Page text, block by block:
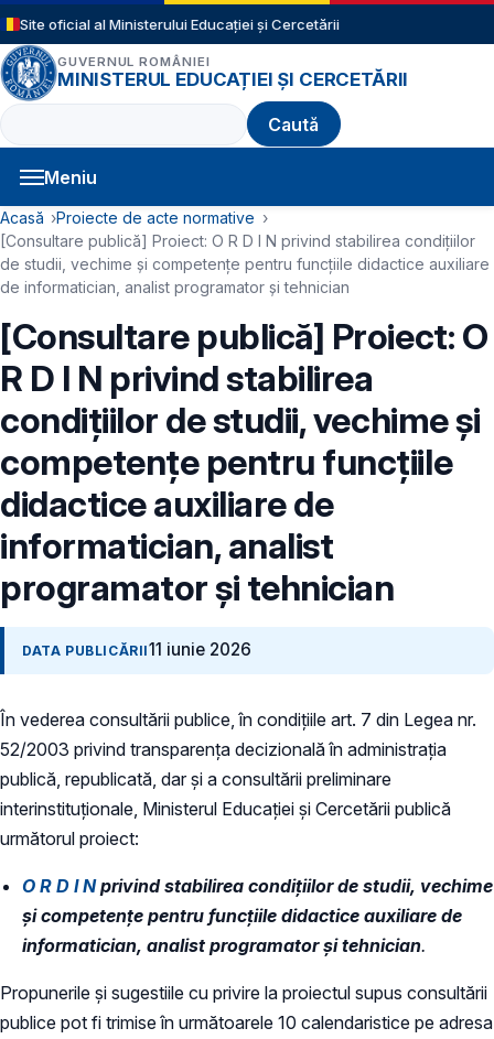
Sari la conținutul principal
Site oficial al Ministerului Educației și Cercetării
GUVERNUL ROMÂNIEI
MINISTERUL EDUCAȚIEI ȘI CERCETĂRII
Caută
Meniu
Navigație principală
Cale de navigare
Acasă
Proiecte de acte normative
[Consultare publică] Proiect: O R D I N privind stabilirea condiţiilor
de studii, vechime şi competenţe pentru funcțiile didactice auxiliare
de informatician, analist programator și tehnician
[Consultare publică] Proiect: O
R D I N privind stabilirea
condiţiilor de studii, vechime şi
competenţe pentru funcțiile
didactice auxiliare de
informatician, analist
programator și tehnician
DATA PUBLICĂRII11 iunie 2026
În vederea consultării publice, în condiţiile art. 7 din Legea nr.
52/2003 privind transparenţa decizională în administraţia
publică, republicată, dar și a consultării preliminare
interinstituționale, Ministerul Educaţiei și Cercetării publică
următorul proiect:
O R D I Nprivind stabilirea condiţiilor de studii, vechime
şi competenţe pentru funcțiile didactice auxiliare de
informatician, analist programator și tehnician.
Propunerile și sugestiile cu privire la proiectul supus consultării
publice pot fi trimise în următoarele 10 calendaristice pe adresa